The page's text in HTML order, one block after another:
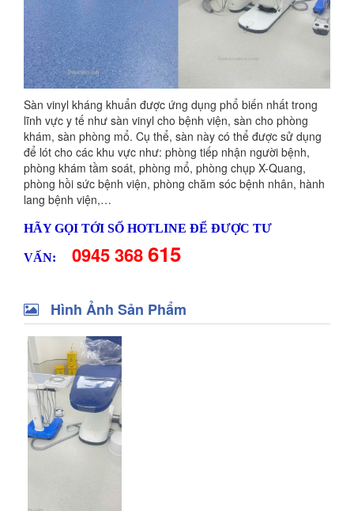
Sàn vinyl kháng khuẩn được ứng dụng phổ biến nhất trong
lĩnh vực y tế như sàn vinyl cho bệnh viện, sàn cho phòng
khám, sàn phòng mổ. Cụ thể, sàn này có thể được sử dụng
để lót cho các khu vực như: phòng tiếp nhận người bệnh,
phòng khám tầm soát, phòng mổ, phòng chụp X-Quang,
phòng hồi sức bệnh viện, phòng chăm sóc bệnh nhân, hành
lang bệnh viện,…
HÃY GỌI TỚI SỐ HOTLINE ĐỂ ĐƯỢC TƯ
VẤN: 0945 368615
Hình Ảnh Sản Phẩm